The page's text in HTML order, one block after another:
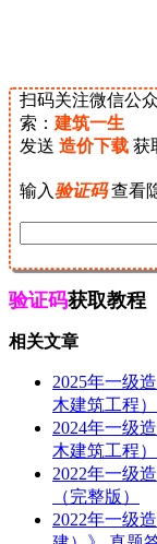
扫码关注微信公
索： 建筑一生
发送 造价下载获
输入验证码查看
验证码获取教程
相关文章
2025年一级
木建筑工程
2024年一级
木建筑工程
2022年一级
（完整版）
2022年一级